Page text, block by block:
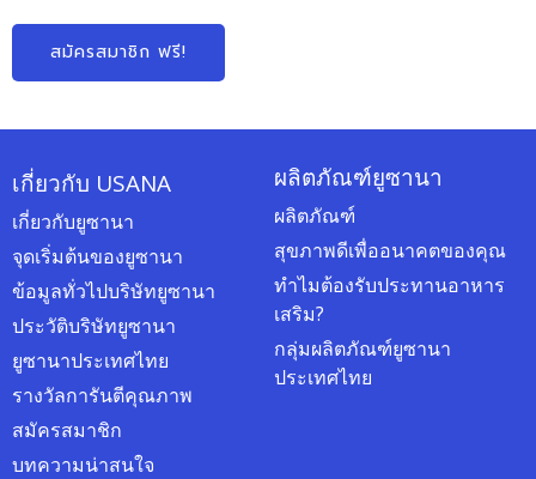
สมัครสมาชิก ฟรี!
เกี่ยวกับ USANA
เกี่ยวกับยูซานา
จุดเริ่มต้นของยูซานา
ข้อมูลทั่วไปบริษัทยูซานา
ประวัติบริษัทยูซานา
ยูซานาประเทศไทย
รางวัลการันตีคุณภาพ
สมัครสมาชิก
บทความน่าสนใจ
ผลิตภัณฑ์ยูซานา
ผลิตภัณฑ์
สุขภาพดีเพื่ออนาคตของคุณ
ทำไมต้องรับประทานอาหาร
เสริม?
กลุ่มผลิตภัณฑ์ยูซานา
ประเทศไทย